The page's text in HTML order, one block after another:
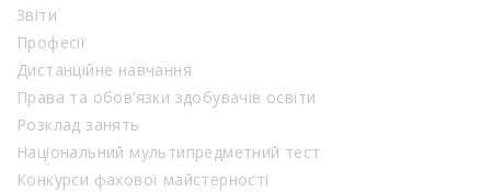
Звіти
Професії
Дистанційне навчання
Права та обов’язки здобувачів освіти
Розклад занять
Національний мультипредметний тест
Конкурси фахової майстерності